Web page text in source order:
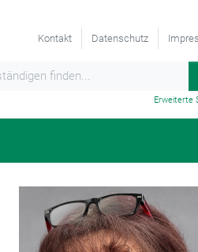
Kontakt Datenschutz
Erweiterte